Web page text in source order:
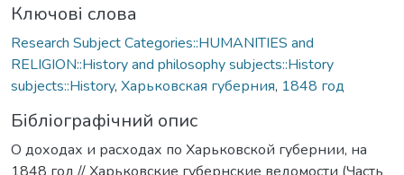
Ключові слова
Research Subject Categories::HUMANITIES and
RELIGION::History and philosophy subjects::History
subjects::History, Харьковская губерния, 1848 год
Бібліографічний опис
О доходах и расходах по Харьковской губернии, на